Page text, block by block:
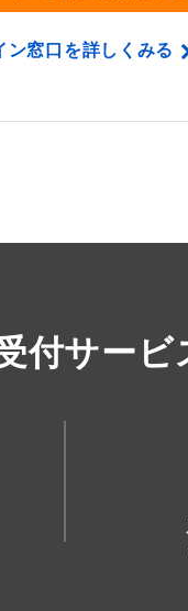
ン窓口を詳しくみる
付サービ